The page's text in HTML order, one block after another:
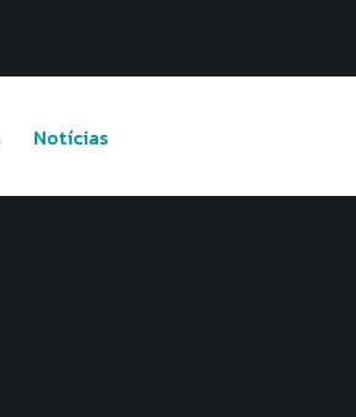
Notícias